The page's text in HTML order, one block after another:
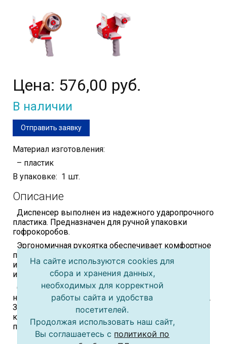
Цена: 576,00 руб.
В наличии
Отправить заявку
Материал изготовления:
– пластик
В упаковке: 1 шт.
Описание
Диспенсер выполнен из надежного ударопрочного
пластика. Предназначен для ручной упаковки
гофрокоробов.
Эргономичная рукоятка обеспечивает комфортное
применение. Боковая и прижимная пластины
изготовлены из металла, что повышает прочность
инструмента.
Оснащен механизмом плавной регулировки
натяжения лент и каучуковым прикатным роликом.
Защитная крышка полностью закрывает острую
кромку ножа, что снижает вероятность случайных
повреждений.
На сайте используются cookies для
сбора и хранения данных,
необходимых для корректной
работы сайта и удобства
посетителей.
Продолжая использовать наш сайт,
Вы соглашаетесь с политикой по